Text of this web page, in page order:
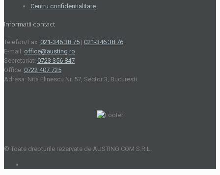
Centru confidentialitate
Informatii contact
Telefon/Fax: 021-346 38 75 | 021-346 38 76
E-mail: office@austing.ro
Secretariat: 0723 356 847
Office: 0722 407 725
Adresa: Nita Elinescu Nr. 57, Sector 3, Bucuresti
© Toate drepturile rezervate de AUSTING COM S.R.L.